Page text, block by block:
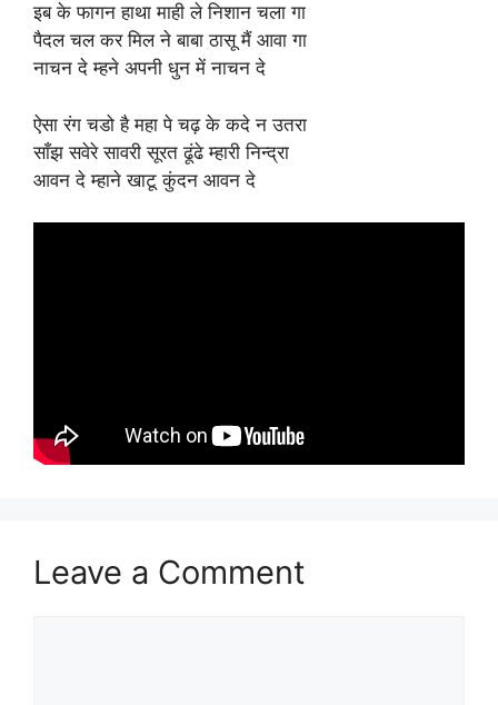
इब के फागन हाथा माही ले निशान चला गा
पैदल चल कर मिल ने बाबा ठासू मैं आवा गा
नाचन दे म्हने अपनी धुन में नाचन दे
ऐसा रंग चडो है महा पे चढ़ के कदे न उतरा
साँझ सवेरे सावरी सूरत ढूंढे म्हारी निन्द्रा
आवन दे म्हाने खाटू कुंदन आवन दे
Leave a Comment